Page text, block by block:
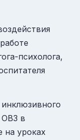
психолога,
ОВЗ в
на уроках